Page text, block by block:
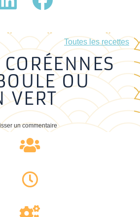
Toutes les recettes
OU
VERT
un commentaire